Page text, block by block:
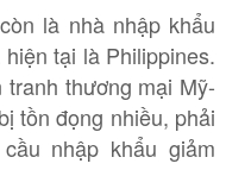
là nhà nhập khẩu
tại là Philippines.
thương mại Mỹ-
tồn đọng nhiều, phải
nhập khẩu giảm